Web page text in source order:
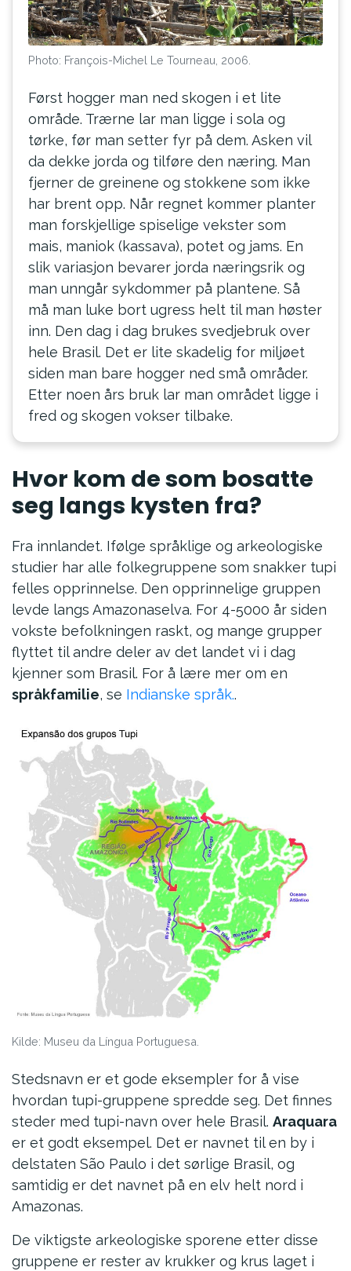
Photo: François-Michel Le Tourneau, 2006.
Først hogger man ned skogen i et lite
område. Trærne lar man ligge i sola og
tørke, før man setter fyr på dem. Asken vil
da dekke jorda og tilføre den næring. Man
fjerner de greinene og stokkene som ikke
har brent opp. Når regnet kommer planter
man forskjellige spiselige vekster som
mais, maniok (kassava), potet og jams. En
slik variasjon bevarer jorda næringsrik og
man unngår sykdommer på plantene. Så
må man luke bort ugress helt til man høster
inn. Den dag i dag brukes svedjebruk over
hele Brasil. Det er lite skadelig for miljøet
siden man bare hogger ned små områder.
Etter noen års bruk lar man området ligge i
fred og skogen vokser tilbake.
Hvor kom de som bosatte
seg langs kysten fra?
Fra innlandet. Ifølge språklige og arkeologiske
studier har alle folkegruppene som snakker tupi
felles opprinnelse. Den opprinnelige gruppen
levde langs Amazonaselva. For 4-5000 år siden
vokste befolkningen raskt, og mange grupper
flyttet til andre deler av det landet vi i dag
kjenner som Brasil. For å lære mer om en
språkfamilie, se Indianske språk..
Kilde: Museu da Língua Portuguesa.
Stedsnavn er et gode eksempler for å vise
hvordan tupi-gruppene spredde seg. Det finnes
steder med tupi-navn over hele Brasil. Araquara
er et godt eksempel. Det er navnet til en by i
delstaten São Paulo i det sørlige Brasil, og
samtidig er det navnet på en elv helt nord i
Amazonas.
De viktigste arkeologiske sporene etter disse
gruppene er rester av krukker og krus laget i